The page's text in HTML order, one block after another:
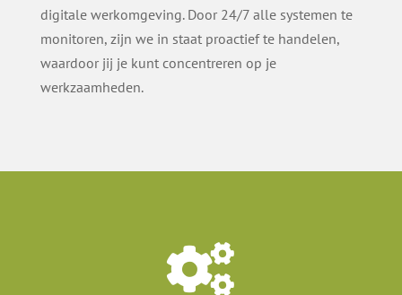
digitale werkomgeving. Door 24/7 alle systemen te
monitoren, zijn we in staat proactief te handelen,
waardoor jij je kunt concentreren op je
werkzaamheden.
